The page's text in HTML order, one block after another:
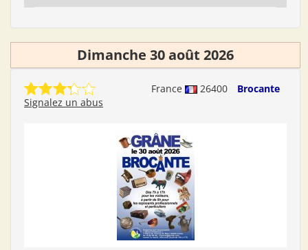
Dimanche 30 août 2026
France 26400
Brocante
Signalez un abus